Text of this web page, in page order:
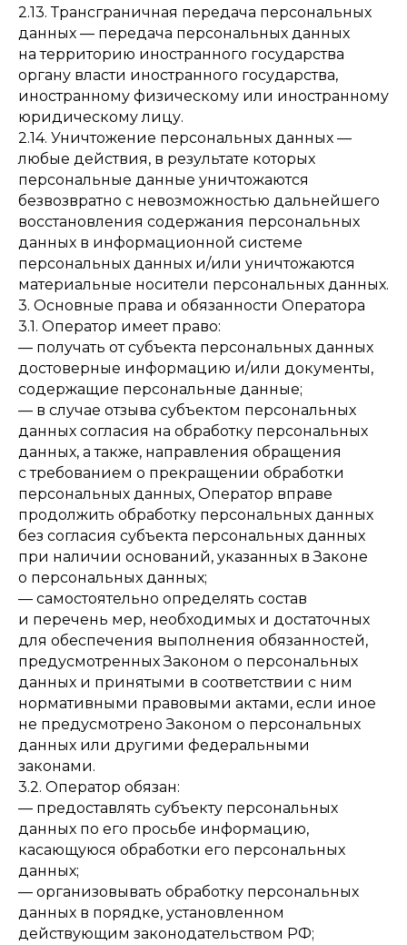
2.13. Трансграничная передача персональных
данных — передача персональных данных
на территорию иностранного государства
органу власти иностранного государства,
иностранному физическому или иностранному
юридическому лицу.
2.14. Уничтожение персональных данных —
любые действия, в результате которых
персональные данные уничтожаются
безвозвратно с невозможностью дальнейшего
восстановления содержания персональных
данных в информационной системе
персональных данных и/или уничтожаются
материальные носители персональных данных.
3. Основные права и обязанности Оператора
3.1. Оператор имеет право:
— получать от субъекта персональных данных
достоверные информацию и/или документы,
содержащие персональные данные;
— в случае отзыва субъектом персональных
данных согласия на обработку персональных
данных, а также, направления обращения
с требованием о прекращении обработки
персональных данных, Оператор вправе
продолжить обработку персональных данных
без согласия субъекта персональных данных
при наличии оснований, указанных в Законе
о персональных данных;
— самостоятельно определять состав
и перечень мер, необходимых и достаточных
для обеспечения выполнения обязанностей,
предусмотренных Законом о персональных
данных и принятыми в соответствии с ним
нормативными правовыми актами, если иное
не предусмотрено Законом о персональных
данных или другими федеральными
законами.
3.2. Оператор обязан:
— предоставлять субъекту персональных
данных по его просьбе информацию,
касающуюся обработки его персональных
данных;
— организовывать обработку персональных
данных в порядке, установленном
действующим законодательством РФ;